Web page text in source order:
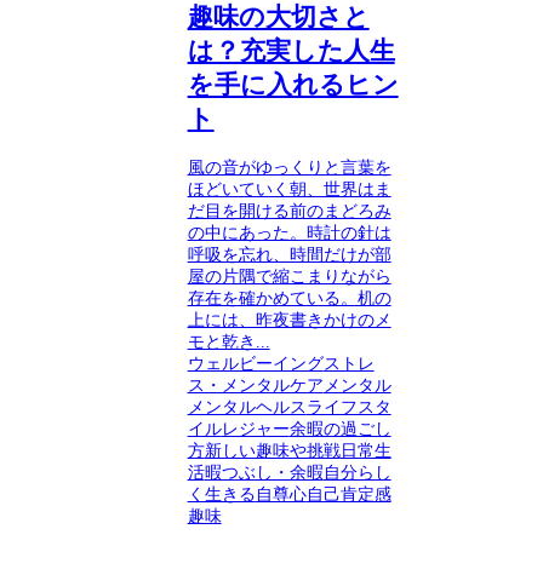
趣味の大切さと
は？充実した人生
を手に入れるヒン
ト
風の音がゆっくりと言葉を
ほどいていく朝、世界はま
だ目を開ける前のまどろみ
の中にあった。時計の針は
呼吸を忘れ、時間だけが部
屋の片隅で縮こまりながら
存在を確かめている。机の
上には、昨夜書きかけのメ
モと乾き...
ウェルビーイングストレ
ス・メンタルケア メンタル
メンタルヘルス ライフスタ
イルレジャー余暇の過ごし
方新しい趣味や挑戦日常生
活暇つぶし・余暇 自分らし
く生きる 自尊心自己肯定感
趣味